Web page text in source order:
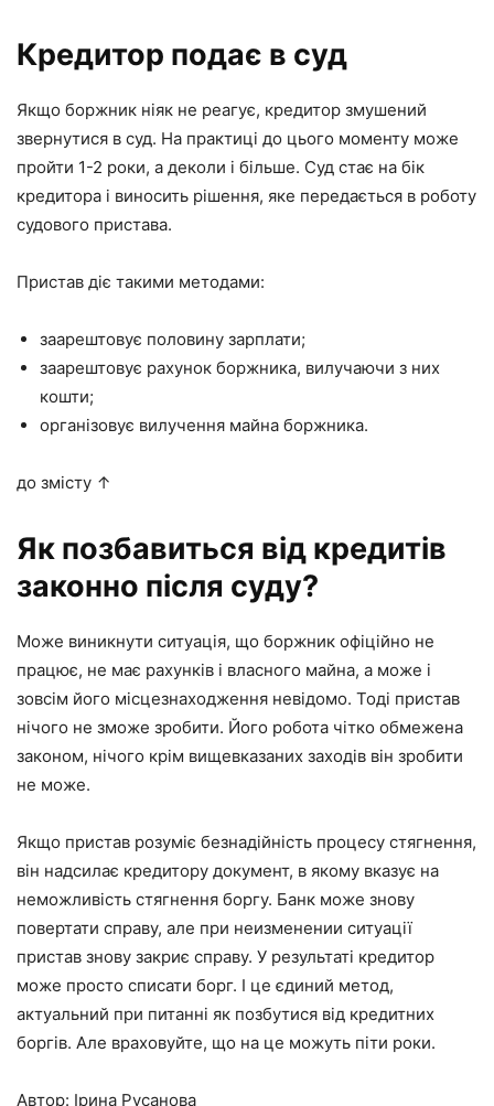
Кредитор подає в суд
Якщо боржник ніяк не реагує, кредитор змушений
звернутися в суд. На практиці до цього моменту може
пройти 1-2 роки, а деколи і більше. Суд стає на бік
кредитора і виносить рішення, яке передається в роботу
судового пристава.
Пристав діє такими методами:
заарештовує половину зарплати;
заарештовує рахунок боржника, вилучаючи з них
кошти;
організовує вилучення майна боржника.
до змісту ↑
Як позбавиться від кредитів
законно після суду?
Може виникнути ситуація, що боржник офіційно не
працює, не має рахунків і власного майна, а може і
зовсім його місцезнаходження невідомо. Тоді пристав
нічого не зможе зробити. Його робота чітко обмежена
законом, нічого крім вищевказаних заходів він зробити
не може.
Якщо пристав розуміє безнадійність процесу стягнення,
він надсилає кредитору документ, в якому вказує на
неможливість стягнення боргу. Банк може знову
повертати справу, але при неизменении ситуації
пристав знову закриє справу. У результаті кредитор
може просто списати борг. І це єдиний метод,
актуальний при питанні як позбутися від кредитних
боргів. Але враховуйте, що на це можуть піти роки.
Автор: Ірина Русанова